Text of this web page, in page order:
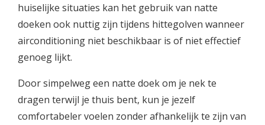
huiselijke situaties kan het gebruik van natte
doeken ook nuttig zijn tijdens hittegolven wanneer
airconditioning niet beschikbaar is of niet effectief
genoeg lijkt.
Door simpelweg een natte doek om je nek te
dragen terwijl je thuis bent, kun je jezelf
comfortabeler voelen zonder afhankelijk te zijn van